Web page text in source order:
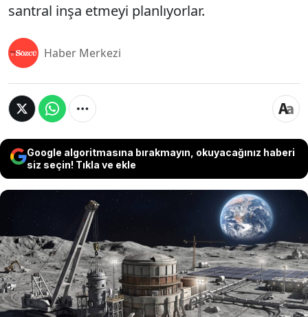
santral inşa etmeyi planlıyorlar.
Haber Merkezi
Google algoritmasına bırakmayın, okuyacağınız haberi
siz seçin! Tıkla ve ekle
Rusya, Ay'da nükleer enerji santrali
kurmak için kolları sıvadı. 2036 yılına
kadar Ay'a santral inşa etmeyi
planlıyorlar.